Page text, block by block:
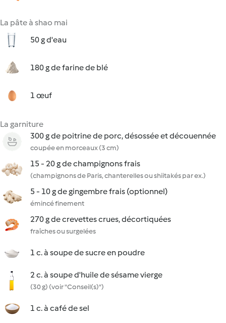
La pâte à shao mai
50 g d'eau
180 g de farine de blé
1 œuf
La garniture
300 g de poitrine de porc, désossée et découennée
coupée en morceaux (3 cm)
15 - 20 g de champignons frais
(champignons de Paris, chanterelles ou shiitakés par ex.)
5 - 10 g de gingembre frais (optionnel)
émincé finement
270 g de crevettes crues, décortiquées
fraîches ou surgelées
1 c. à soupe de sucre en poudre
2 c. à soupe d'huile de sésame vierge
(30 g) (voir "Conseil(s)")
1 c. à café de sel